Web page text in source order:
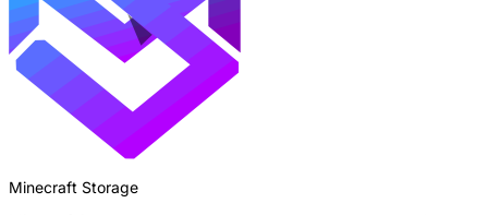
Minecraft Storage